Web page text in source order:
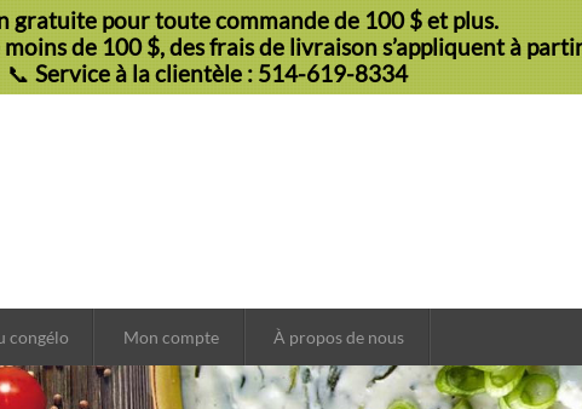
gratuite pour toute commande de 100 $ et plus.
de 100 $, des frais de livraison s’appliquent à
📞 Service à la clientèle : 514-619-8334
congélo Mon compte À propos de nous